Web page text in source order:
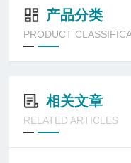
产品分类
PRODUCT
相关文章
RELATED ARTICLES